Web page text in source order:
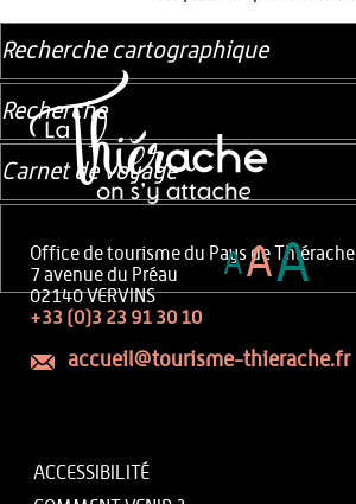
Office de tourisme du Pays de Thiérache
7 avenue du Préau
02140 VERVINS
+33 (0)3 23 91 30 10
accueil@tourisme-thierache.fr
ACCESSIBILITÉ
Recherche cartographique
Recherche
Carnet de voyage
AAA